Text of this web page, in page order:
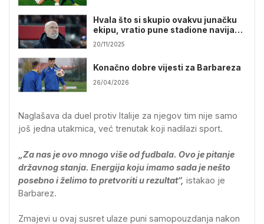
Hvala što si skupio ovakvu junačku
ekipu, vratio pune stadione navijača
i što si nekima vratio ponovo nadu
20/11/2025
Konačno dobre vijesti za Barbareza
26/04/2026
Naglašava da duel protiv Italije za njegov tim nije samo
još jedna utakmica, već trenutak koji nadilazi sport.
„Za nas je ovo mnogo više od fudbala. Ovo je pitanje
državnog stanja. Energija koju imamo sada je nešto
posebno i želimo to pretvoriti u rezultat“, istakao je
Barbarez.
Zmajevi u ovaj susret ulaze puni samopouzdanja nakon